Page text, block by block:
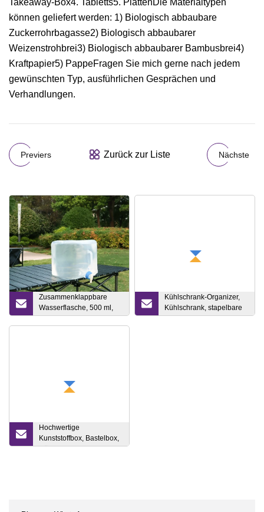
Takeaway-Box4. Tabletts5. PlattenDie Materialtypen
können geliefert werden: 1) Biologisch abbaubare
Zuckerrohrbagasse2) Biologisch abbaubarer
Weizenstrohbrei3) Biologisch abbaubarer Bambusbrei4)
Kraftpapier5) PappeFragen Sie mich gerne nach jedem
gewünschten Typ, ausführlichen Gesprächen und
Verhandlungen.
Previers Zurück zur Liste Nächste
Zusammenklappbare
Wasserflasche, 500 ml,
faltbare Silikon-
Kühlschrank-Organizer,
Kühlschrank, stapelbare
Eieraufbewahrung
Hochwertige
Kunststoffbox, Bastelbox,
Nähbox, PP-